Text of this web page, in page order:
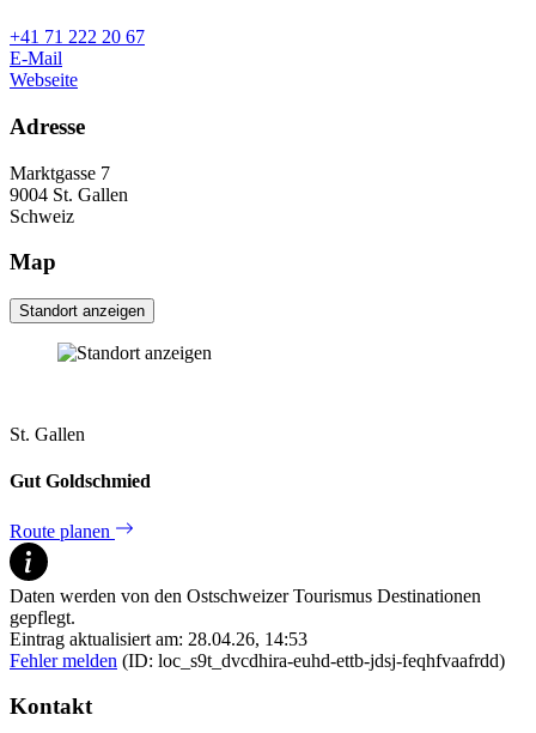
+41 71 222 20 67
E-Mail
Webseite
Adresse
Marktgasse 7
9004 St. Gallen
Schweiz
Map
Standort anzeigen
St. Gallen
Gut Goldschmied
Route planen
Daten werden von den Ostschweizer Tourismus Destinationen
gepflegt.
Eintrag aktualisiert am: 28.04.26, 14:53
Fehler melden (ID: loc_s9t_dvcdhira-euhd-ettb-jdsj-feqhfvaafrdd)
Kontakt